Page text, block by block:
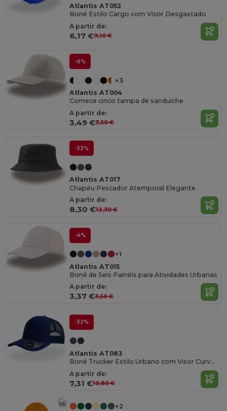
Atlantis AT052
Boné Estilo Cargo com Visor Desgastado
A partir de:
6,17 €9,10 €
-0%
+3
Atlantis AT004
Comece cinco tampa de sanduíche
A partir de:
3,49 €3,50 €
-33%
Atlantis AT017
Chapéu Pescador Atemporal Elegante
A partir de:
8,30 €12,30 €
-4%
+1
Atlantis AT015
Boné de Seis Painéis para Atividades Urbanas
A partir de:
3,37 €3,50 €
-32%
Atlantis AT083
Boné Trucker Estilo Urbano com Visor Curvado
A partir de:
7,31 €10,80 €
+2